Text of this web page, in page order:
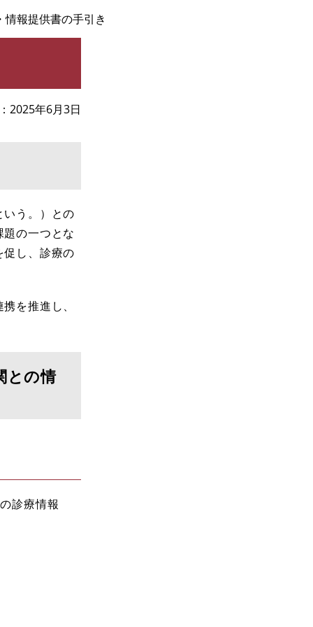
報提供書の手引き
2025年6月3日
う。）との
の一つとな
し、診療の
を推進し、
との情
診療情報